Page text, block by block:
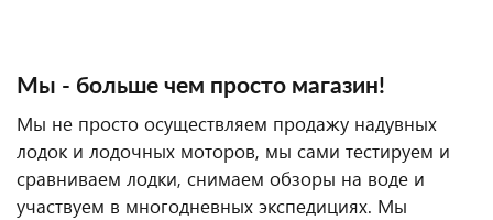
Мы - больше чем просто магазин!
Мы не просто осуществляем продажу надувных
лодок и лодочных моторов, мы сами тестируем и
сравниваем лодки, снимаем обзоры на воде и
участвуем в многодневных экспедициях. Мы